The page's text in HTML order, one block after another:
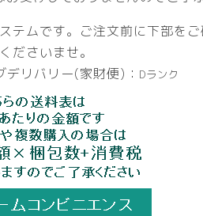
ス
ク
【中
オ
フ
ィ
ス
家
具】
ムです。ご注文前に下部を
ださいませ。
デリバリー(家財便)： Dランク